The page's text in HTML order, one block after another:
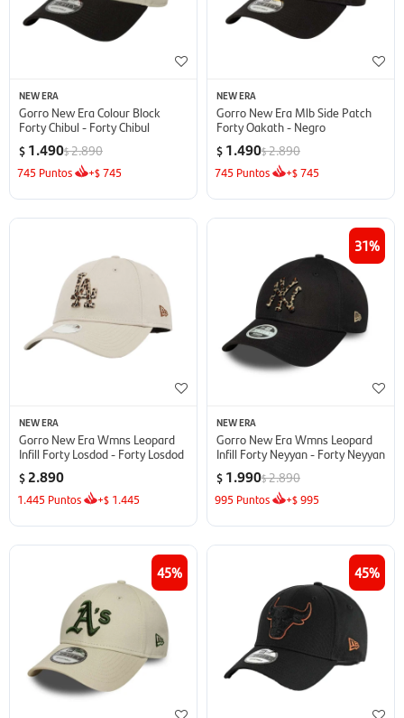
NEW ERA
Gorro New Era Colour Block
Forty Chibul - Forty Chibul
$ 1.490$2.890
745 Puntos +$745
NEW ERA
Gorro New Era Mlb Side Patch
Forty Oakath - Negro
$ 1.490$2.890
745 Puntos +$745
NEW ERA
Gorro New Era Wmns Leopard
Infill Forty Losdod - Forty Losdod
$ 2.890
1.445 Puntos +$ 1.445
31
NEW ERA
Gorro New Era Wmns Leopard
Infill Forty Neyyan - Forty Neyyan
$ 1.990$2.890
995 Puntos +$995
45 45